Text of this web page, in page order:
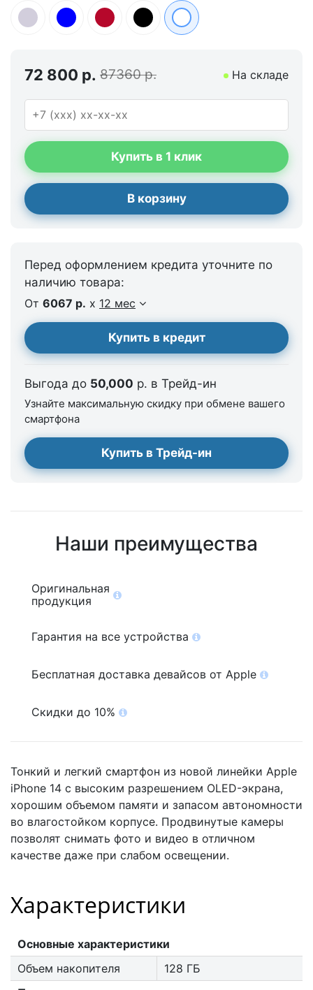
72 800 р. 87360 р. На складе
Купить в 1 клик
В корзину
Перед оформлением кредита уточните по
наличию товара:
От 6067 р. x 12 мес
Купить в кредит
Выгода до 50,000 р. в Трейд-ин
Узнайте максимальную скидку при обмене вашего
смартфона
Купить в Трейд-ин
Наши преимущества
Оригинальная
продукция
Гарантия на все устройства
Бесплатная доставка девайсов от Apple
Скидки до 10%
Тонкий и легкий смартфон из новой линейки Apple
iPhone 14 с высоким разрешением OLED-экрана,
хорошим объемом памяти и запасом автономности
во влагостойком корпусе. Продвинутые камеры
позволят снимать фото и видео в отличном
качестве даже при слабом освещении.
Характеристики
Основные характеристики
Объем накопителя
128 ГБ